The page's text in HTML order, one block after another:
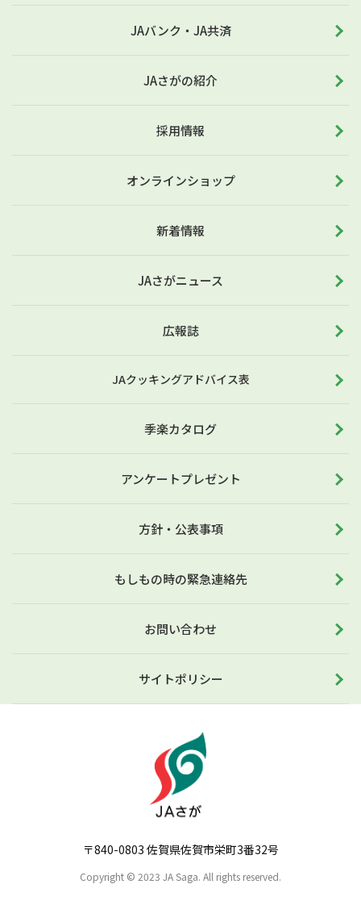
JAバンク・JA共済
JAさがの紹介
採用情報
オンラインショップ
新着情報
JAさがニュース
広報誌
JAクッキングアドバイス表
季楽カタログ
アンケートプレゼント
方針・公表事項
もしもの時の緊急連絡先
お問い合わせ
サイトポリシー
〒840-0803 佐賀県佐賀市栄町3番32号
Copyright © 2023 JA Saga. All rights reserved.